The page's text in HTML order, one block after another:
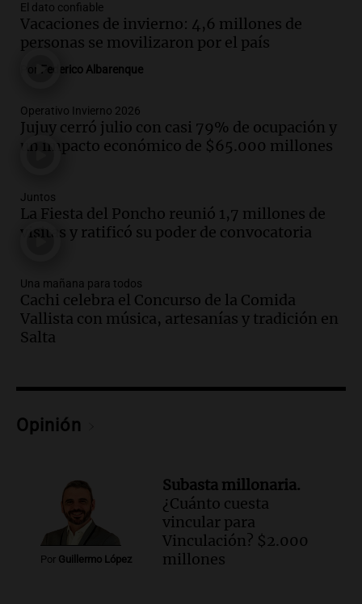
Audio.Mateo, a los 25 años, lucha
contra el tiempo: necesita un trasplante
para poder seguir viviend
Una mañana para todos
Audio.Estiman que la inflación nacional
de julio será menor al 2,9% registrado
en CABA
Audio.El Senado provincial establece
protocolo contra ciberbullying y
grooming en escuelas de Salta
Episodios
Audio.Desayuno ideal: nutrición
personalizada y diversidad para romper
el ayuno nocturno
cabra que llevaba ocho días atrapada en
Audio. Matías, un inmigrante temoroso
ante la detención y deportación en
Estados Unidos
Panorama Federal
El dato confiable
Vacaciones de invierno: 4,6 millones de
personas se movilizaron por el país
Federico Albarenque
Operativo Invierno 2026
Jujuy cerró julio con casi 79% de ocupación y
un impacto económico de $65.000 millones
Juntos
La Fiesta del Poncho reunió 1,7 millones de
visitas y ratificó su poder de convocatoria
Una mañana para todos
Cachi celebra el Concurso de la Comida
Vallista con música, artesanías y tradición en
Salta
Opinión
Por Guillermo López
Subasta millonaria.
¿Cuánto cuesta
vincular para
Vinculación? $2.000
millones